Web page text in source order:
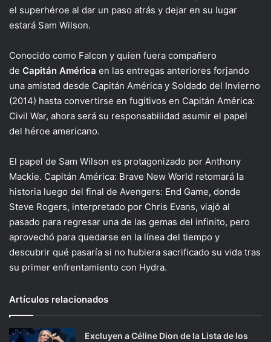
el superhéroe al dar un paso atrás y dejar en su lugar
estará Sam Wilson.
Conocido como Falcon y quien fuera compañero
de Capitán América en las entregas anteriores forjando
una amistad desde Capitán América y Soldado del Invierno
(2014) hasta convertirse en fugitivos en Capitán América:
Civil War, ahora será su responsabilidad asumir el papel
del héroe americano.
El papel de Sam Wilson es protagonizado por Anthony
Mackie. Capitán América: Brave New World retomará la
historia luego del final de Avengers: End Game, donde
Steve Rogers, interpretado por Chris Evans, viajó al
pasado para regresar una de las gemas del infinito, pero
aprovechó para quedarse en la línea del tiempo y
descubrir qué pasaría si no hubiera sacrificado su vida tras
su primer enfrentamiento con Hydra.
Artículos relacionados
Excluyen a Céline Dion de la Lista de los